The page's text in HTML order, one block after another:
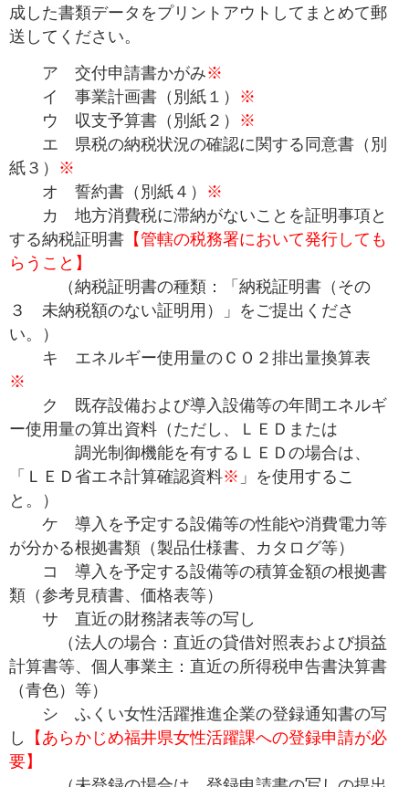
成した書類データをプリントアウトしてまとめて郵
送してください。
ア 交付申請書かがみ※
イ 事業計画書（別紙１） ※
ウ 収支予算書（別紙２） ※
エ 県税の納税状況の確認に関する同意書（別
紙３） ※
オ 誓約書（別紙４） ※
カ 地方消費税に滞納がないことを証明事項と
する納税証明書 【管轄の税務署において発行しても
らうこと】
（納税証明書の種類：「納税証明書（その
３ 未納税額のない証明用）」をご提出くださ
い。）
キ エネルギー使用量のＣＯ２排出量換算表
※
ク 既存設備および導入設備等の年間エネルギ
ー使用量の算出資料（ただし、ＬＥＤまたは
調光制御機能を有するＬＥＤの場合は、
「ＬＥＤ省エネ計算確認資料※ 」を使用するこ
と。）
ケ 導入を予定する設備等の性能や消費電力等
が分かる根拠書類（製品仕様書、カタログ等）
コ 導入を予定する設備等の積算金額の根拠書
類（参考見積書、価格表等）
サ 直近の財務諸表等の写し
（法人の場合：直近の貸借対照表および損益
計算書等、個人事業主：直近の所得税申告書決算書
（青色）等）
シ ふくい女性活躍推進企業の登録通知書の写
し
【あらかじめ福井県女性活躍課への登録申請が必
要】